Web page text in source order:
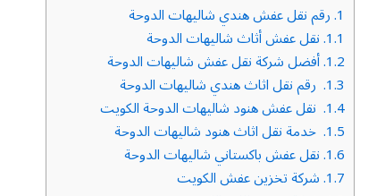
1. رقم نقل عفش هندي شاليهات الدوحة
1.1. نقل عفش أثاث شاليهات الدوحة
1.2. أفضل شركة نقل عفش شاليهات الدوحة
1.3. رقم نقل اثاث هندي شاليهات الدوحة
1.4. نقل عفش هنود شاليهات الدوحة الكويت
1.5. خدمة نقل اثاث هنود شاليهات الدوحة
1.6. نقل عفش باكستاني شاليهات الدوحة
1.7. شركة تخزين عفش الكويت